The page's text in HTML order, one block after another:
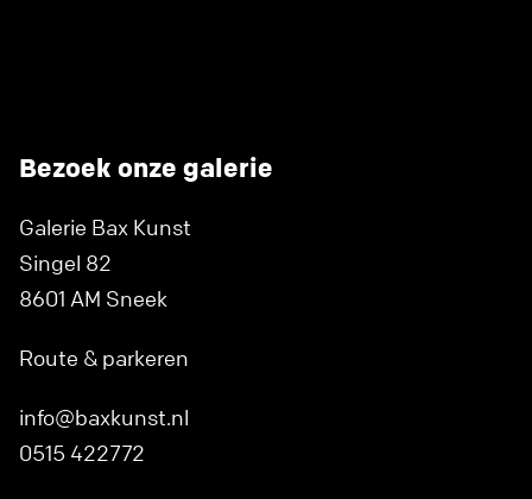
Bezoek onze galerie
Galerie Bax Kunst
Singel 82
8601 AM Sneek
Route & parkeren
info@baxkunst.nl
0515 422772